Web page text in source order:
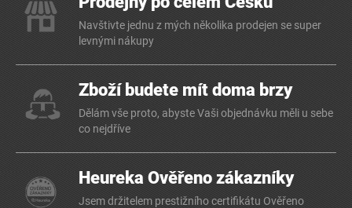
Navštivte jednu z mých několika prodejen se super
levnými nákupy
Zboží budete mít doma brzy
Dělám vše proto, abyste Vaši objednávku měli u sebe
co nejdříve
Heureka Ověřeno zákazníky
Jsem držitelem prestižního certifikátu Ověřeno